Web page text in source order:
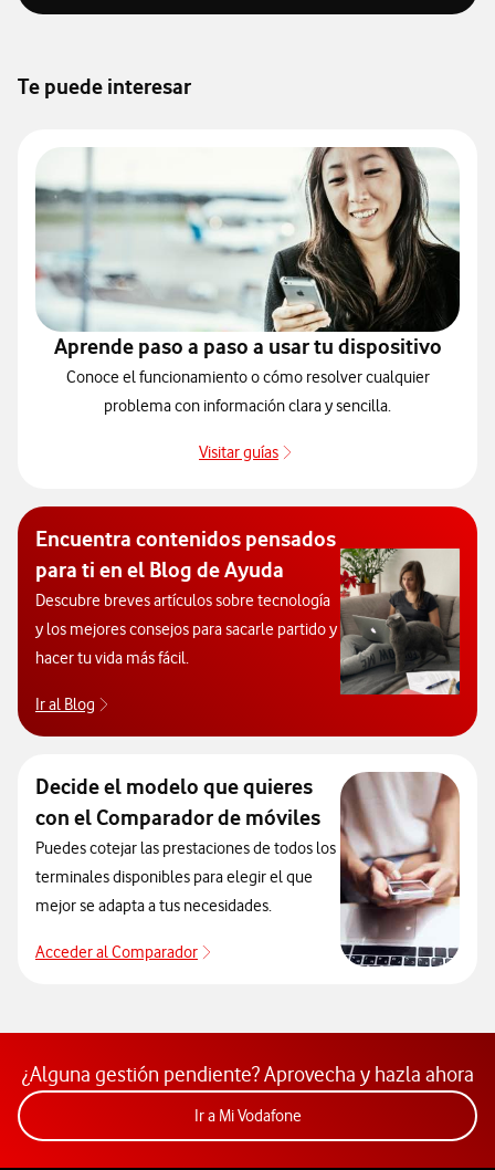
Te puede interesar
Aprende paso a paso a usar tu dispositivo
Conoce el funcionamiento o cómo resolver cualquier
problema con información clara y sencilla.
Visitar guías
Encuentra contenidos pensados
para ti en el Blog de Ayuda
Descubre breves artículos sobre tecnología
y los mejores consejos para sacarle partido y
hacer tu vida más fácil.
Ir al Blog
Decide el modelo que quieres
con el Comparador de móviles
Puedes cotejar las prestaciones de todos los
terminales disponibles para elegir el que
mejor se adapta a tus necesidades.
Acceder al Comparador
Acceder al Comparador
¿Alguna gestión pendiente? Aprovecha y hazla ahora
Ir a Mi VodafoneAcceder a la app Mi